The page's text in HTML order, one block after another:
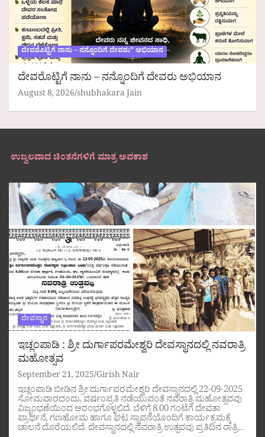
ದೇವರೊಟ್ಟಿಗೆ ನಾನು – ನನ್ನೊಂದಿಗೆ ದೇವರು” ಅಭಿಯಾನ
ದೇವರೊಟ್ಟಿಗೆ ನಾನು – ನನ್ನೊಂದಿಗೆ ದೇವರು ಅಭಿಯಾನ
August 8, 2026 shubhakara Jain
ಉಜ್ವಲವಾದ ಚಿಂತನೆಗಳಿಗೆ ಮಾತ್ರ ಅವಕಾಶ
ದೇವಸ್ಥಾನ
ಇಚ್ಲಂಪಾಡಿ : ಶ್ರೀ ದುರ್ಗಾಪರಮೇಶ್ವರಿ ದೇವಸ್ಥಾನದಲ್ಲಿ ನವರಾತ್ರಿ
ಮಹೋತ್ಸವ
September 21, 2025 Girish Nair
ಇಚ್ಲಂಪಾಡಿ ಬೀಡಿನ ಶ್ರೀ ದುರ್ಗಾಪರಮೇಶ್ವರಿ ದೇವಸ್ಥಾನದಲ್ಲಿ 22-09-2025
ಸೋಮವಾರದಂದು, ವರ್ಷಂಪ್ರತಿ ನಡೆಯುವಂತೆ ನವರಾತ್ರಿ ಮಹೋತ್ಸವವು
ವಿಜೃಂಭಣೆಯಿಂದ ಆರಂಭಗೊಳ್ಳಲಿದೆ. ಬೆಳಿಗ್ಗೆ 8.00 ಗಂಟೆಗೆ ದೇವತಾ
ಪ್ರಾರ್ಥನೆ, ಗಣಹೋಮ ಹಾಗೂ ಘಟ ಸ್ಥಾಪನೆಯೊಂದಿಗೆ ಕಾರ್ಯಕ್ರಮಕ್ಕೆ
ಚಾಲನೆ ದೊರೆಯಲಿದೆ. ದೇವಸ್ಥಾನದಲ್ಲಿ ನವರಾತ್ರಿ ಉತ್ಸವವು ಪ್ರತಿದಿನ ರಾತ್ರಿ…